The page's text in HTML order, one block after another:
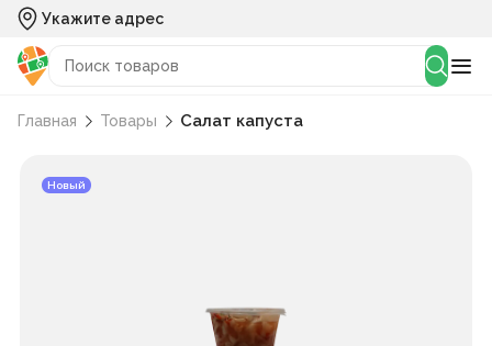
Укажите адрес
Главная Товары Cалат капуста
Новый